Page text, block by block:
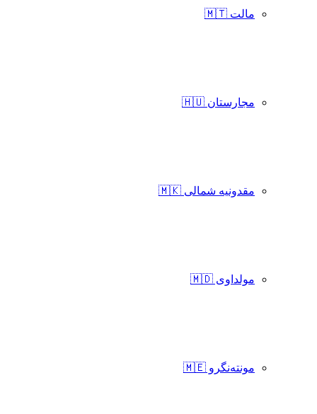
مالت 🇲🇹
مجارستان 🇭🇺
مقدونیه شمالی 🇲🇰
مولداوی 🇲🇩
مونته‌نگرو 🇲🇪